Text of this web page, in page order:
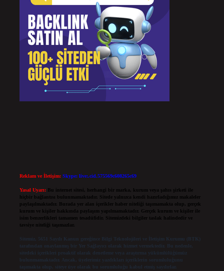
Reklam ve İletişim: Skype: live:.cid.575569c608265c69
Yasal Uyarı:
Bu internet sitesi, herhangi bir marka, kurum veya şahıs şirketi ile
hiçbir bağlantısı bulunmamaktadır. Sitede yalnızca kendi hazırladığımız makaleler
paylaşılmaktadır. Burada yer alan içerikler haber niteliği taşımamakta olup, gerçek
kurum ve kişiler hakkında paylaşım yapılmamaktadır. Gerçek kurum ve kişiler ile
isim benzerlikleri tamamen tesadüfidir. Sitemizdeki bilgiler taslak halindedir ve
tavsiye niteliği taşımazlar.
Sitemiz, 5651 Sayılı Kanun gereğince Bilgi Teknolojileri ve İletişim Kurumu (BTK)
tarafından onaylanmış bir Yer Sağlayıcı olarak hizmet vermektedir. Bu nedenle,
sitedeki içerikleri proaktif olarak denetleme veya araştırma yükümlülüğümüz
bulunmamaktadır. Ancak, üyelerimiz yazdıkları içeriklerin sorumluluğunu
taşımakta olup, siteye üye olarak bu sorumluluğu kabul etmiş sayılırlar.